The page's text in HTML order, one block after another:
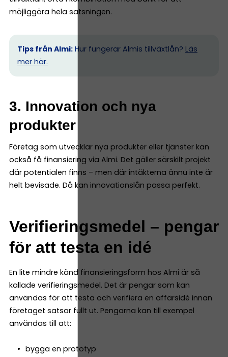
möjliggöra hela satsningen.
Tips från Almi: Hur fungerar Almis tillväxtlån? Läs
mer här.
3. Innovation och nya
produkter
Företag som utvecklar nya produkter eller tjänster kan
också få finansiering via Almi. Det gäller särskilt projekt
där potentialen finns – men där intäkterna ännu inte är
helt bevisade. Då kan innovationslån passa perfekt.
Verifieringsmedel – pengar
för att testa en idé
En lite mindre känd finansieringsform hos Almi är så
kallade verifieringsmedel. Det är pengar som kan
användas för att testa och verifiera en affärsidé innan
företaget satsar fullt ut. Pengarna kan till exempel
användas till att:
bygga en prototyp